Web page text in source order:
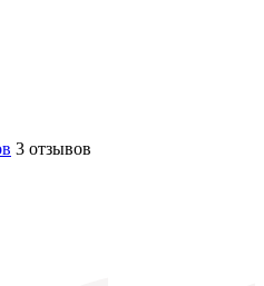
3 отзывов